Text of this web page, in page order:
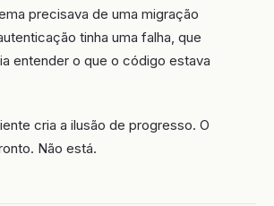
precisava de uma migração
tinha uma falha, que
entender o que o código estava
cria a ilusão de progresso. O
Não está.